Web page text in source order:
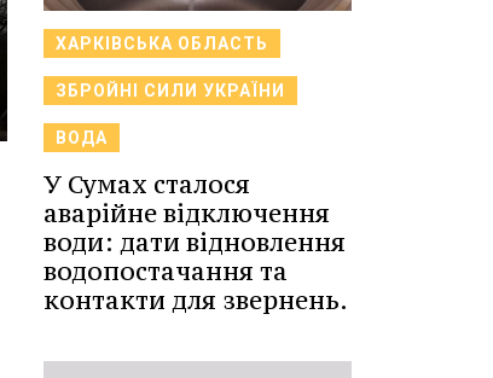
ХАРКІВСЬКА ОБЛАСТЬ
ЗБРОЙНІ СИЛИ УКРАЇНИ
ВОДА
У Сумах сталося
аварійне відключення
води: дати відновлення
водопостачання та
контакти для звернень.